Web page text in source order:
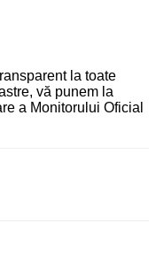
la toate
vă punem la
a Monitorului Oficial